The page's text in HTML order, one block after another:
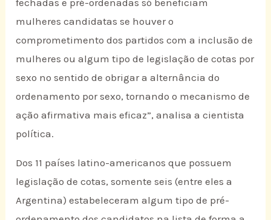
mulheres candidatas se houver o
comprometimento dos partidos com a inclusão de
mulheres ou algum tipo de legislação de cotas por
sexo no sentido de obrigar a alternância do
ordenamento por sexo, tornando o mecanismo de
ação afirmativa mais eficaz”, analisa a cientista
política.
Dos 11 países latino-americanos que possuem
legislação de cotas, somente seis (entre eles a
Argentina) estabeleceram algum tipo de pré-